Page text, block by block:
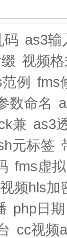
码 as3输
视频
例 fms
数命名
兼 as3
元标签
fms虚
视频hls加
php日期
cc视频